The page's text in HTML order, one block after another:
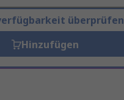
überprüfen
Hinzufügen